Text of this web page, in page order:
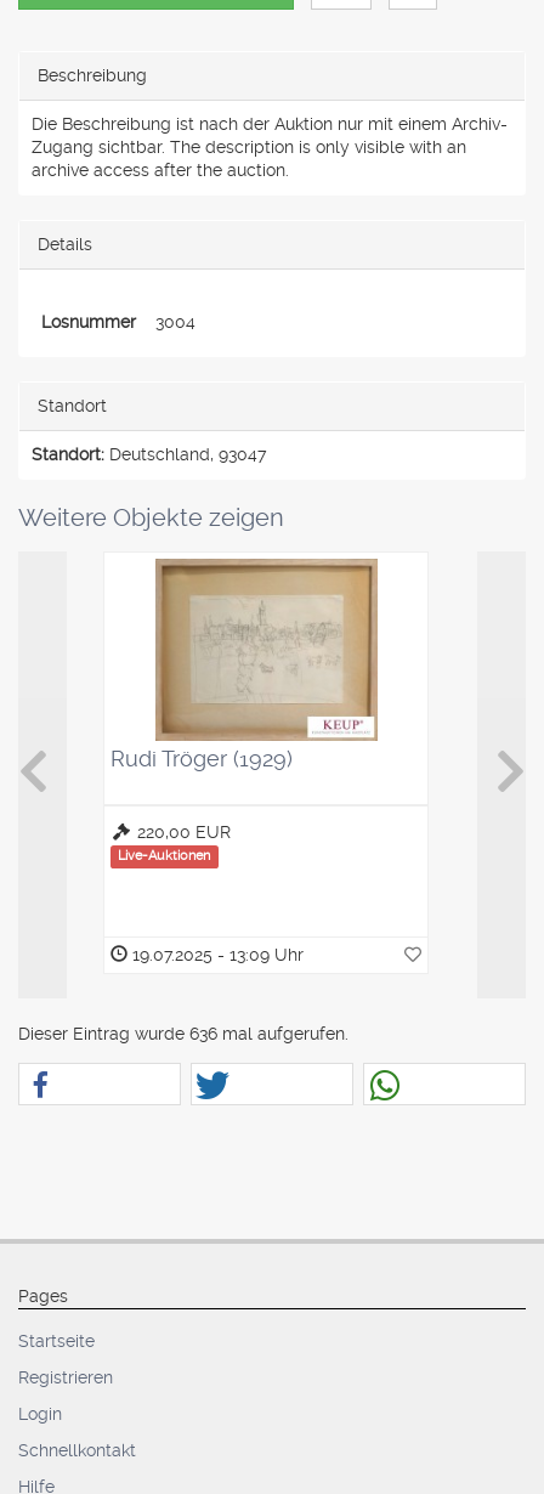
Beschreibung
Die Beschreibung ist nach der Auktion nur mit einem Archiv-
Zugang sichtbar. The description is only visible with an
archive access after the auction.
Details
Losnummer 3004
Standort
Standort: Deutschland, 93047
Weitere Objekte zeigen
Rudi Tröger (1929)
220,00 EUR
Live-Auktionen
19.07.2025 - 13:09 Uhr
Dieser Eintrag wurde 636 mal aufgerufen.
Pages
Startseite
Registrieren
Login
Schnellkontakt
Hilfe